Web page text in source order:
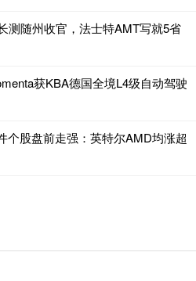
测随州收官，法士特AMT写就5省
获KBA德国全境L4级自动驾驶
个股盘前走强：英特尔AMD均涨超